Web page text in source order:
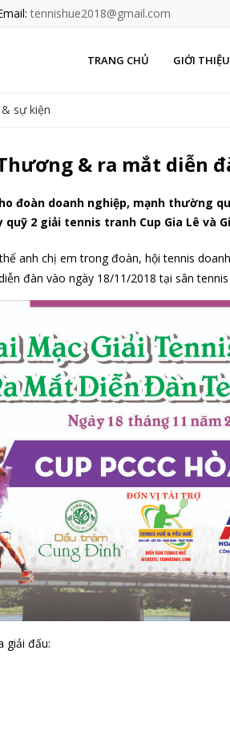
tennishue2018@gmail.com
TRANG CHỦ GIỚI THIỆU
sự kiện
& ra mắt diễn
đoàn doanh nghiệp, mạnh thường
2 giải tennis tranh Cup Gia Lê và
anh chị em trong đoàn, hội tennis
đàn vào ngày 18/11/2018 tại sân
giải đấu: